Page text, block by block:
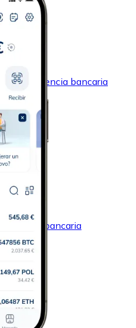
transferencia bancaria
bancaria